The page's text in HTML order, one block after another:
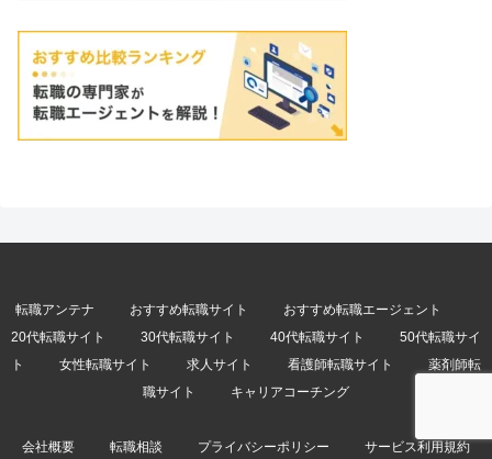
転職アンテナ おすすめ転職サイト
おすすめ転職エージェント
20代転職サイト
30代転職サイト 40代転職サイト
50代転職サイ
ト
女性転職サイト 求人サイト 看護師転職サイト
薬剤師転
職サイト
キャリアコーチング
会社概要 転職相談 プライバシーポリシー サービス利用規約